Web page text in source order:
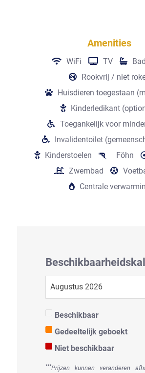
Amenities
WiFi TV
Rookvrij / niet
Huisdieren toegestaan
Kinderledikant
Toegankelijk voor
Invalidentoilet
Kinderstoelen
Föhn
Zwembad
Centrale
Beschikbaar
Gedeeltelijk geboekt
Niet beschikbaar
***Prijzen kunnen veranderen